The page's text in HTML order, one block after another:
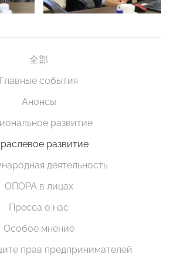
全部
Главные события
Анонсы
развитие
развитие
деятельность
ОПОРА в лицах
Пресса о нас
Особое мнение
прав предпринимателей